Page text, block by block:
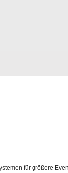
für größere